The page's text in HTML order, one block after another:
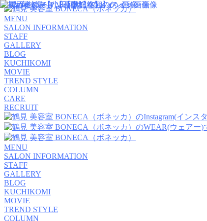
MENU
SALON INFORMATION
STAFF
GALLERY
BLOG
KUCHIKOMI
MOVIE
TREND STYLE
COLUMN
CARE
RECRUIT
MENU
SALON INFORMATION
STAFF
GALLERY
BLOG
KUCHIKOMI
MOVIE
TREND STYLE
COLUMN